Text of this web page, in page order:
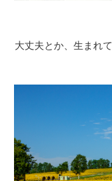
大丈夫とか、生まれ